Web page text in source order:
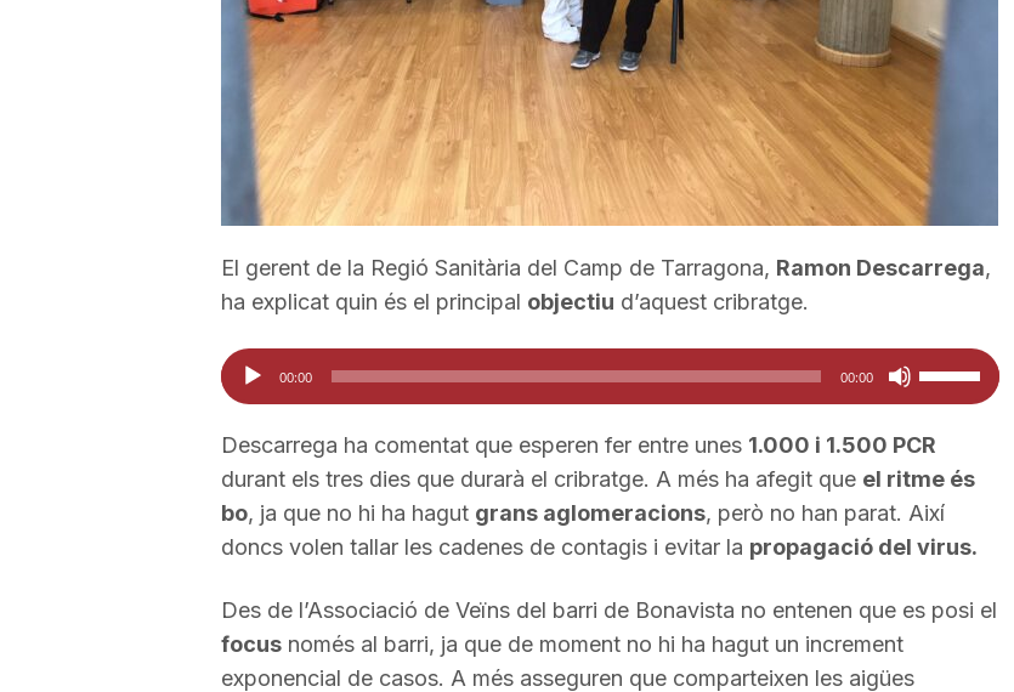
a
g
o
El gerent de la Regió Sanitària del Camp de Tarragona, Ramon Descarrega,
ha explicat quin és el principal objectiu d’aquest cribratge.
Reproductor
d'àudio
00:00 00:00
Feu
servir
les
tecles
de
fletxa
amunt/cap
Descarrega ha comentat que esperen fer entre unes 1.000 i 1.500 PCR
durant els tres dies que durarà el cribratge. A més ha afegit que el ritme és
bo, ja que no hi ha hagut grans aglomeracions, però no han parat. Així
doncs volen tallar les cadenes de contagis i evitar la propagació del virus.
Des de l’Associació de Veïns del barri de Bonavista no entenen que es posi el
focusnomés al barri, ja que de moment no hi ha hagut un increment
exponencial de casos. A més asseguren que comparteixen les aigües